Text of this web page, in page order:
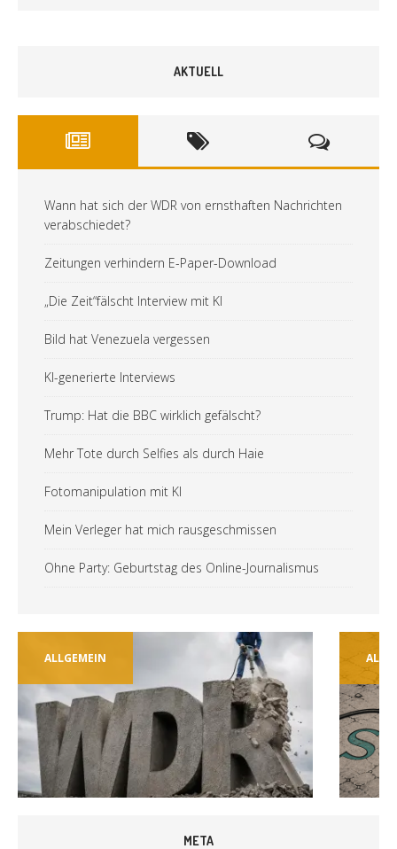
AKTUELL
Wann hat sich der WDR von ernsthaften Nachrichten
verabschiedet?
Zeitungen verhindern E-Paper-Download
„Die Zeit“fälscht Interview mit KI
Bild hat Venezuela vergessen
KI-generierte Interviews
Trump: Hat die BBC wirklich gefälscht?
Mehr Tote durch Selfies als durch Haie
Fotomanipulation mit KI
Mein Verleger hat mich rausgeschmissen
Ohne Party: Geburtstag des Online-Journalismus
ALLGEMEIN
META